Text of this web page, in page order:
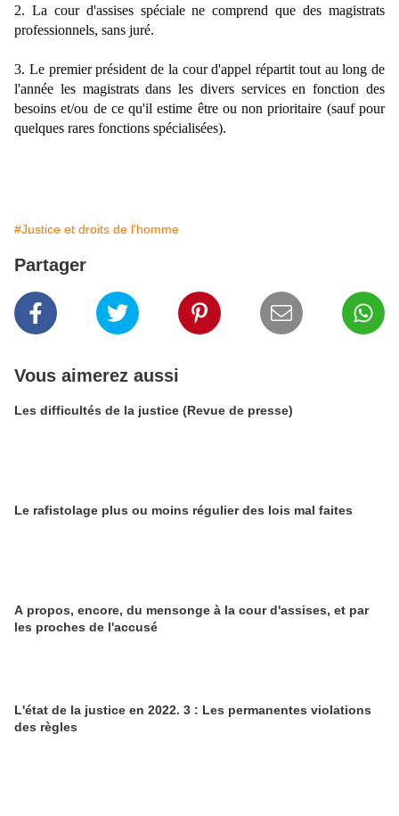
2. La cour d'assises spéciale ne comprend que des magistrats
professionnels, sans juré.
3. Le premier président de la cour d'appel répartit tout au long de
l'année les magistrats dans les divers services en fonction des
besoins et/ou de ce qu'il estime être ou non prioritaire (sauf pour
quelques rares fonctions spécialisées).
#Justice et droits de l'homme
Partager
Vous aimerez aussi
Les difficultés de la justice (Revue de presse)
Le rafistolage plus ou moins régulier des lois mal faites
A propos, encore, du mensonge à la cour d'assises, et par
les proches de l'accusé
L'état de la justice en 2022. 3 : Les permanentes violations
des règles